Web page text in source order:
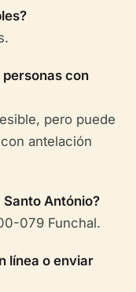
con
pero puede
antelación
António?
079 Funchal.
línea o enviar